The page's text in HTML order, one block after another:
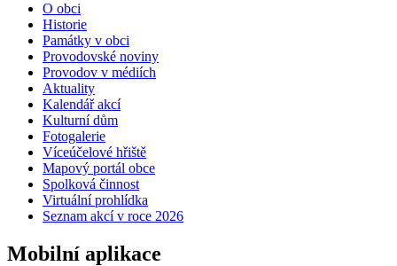
O obci
Historie
Památky v obci
Provodovské noviny
Provodov v médiích
Aktuality
Kalendář akcí
Kulturní dům
Fotogalerie
Víceúčelové hřiště
Mapový portál obce
Spolková činnost
Virtuální prohlídka
Seznam akcí v roce 2026
Mobilní aplikace